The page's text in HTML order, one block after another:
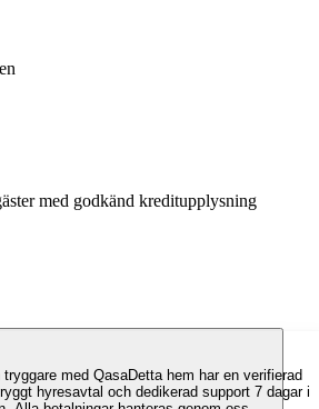
med godkänd kreditupplysning
tryggare med QasaDetta hem har en verifierad
hyresavtal och dedikerad support 7 dagar i